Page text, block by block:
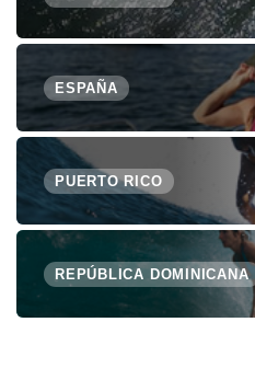
ESPAÑA
PUERTO RICO
REPÚBLICA DOMINICANA